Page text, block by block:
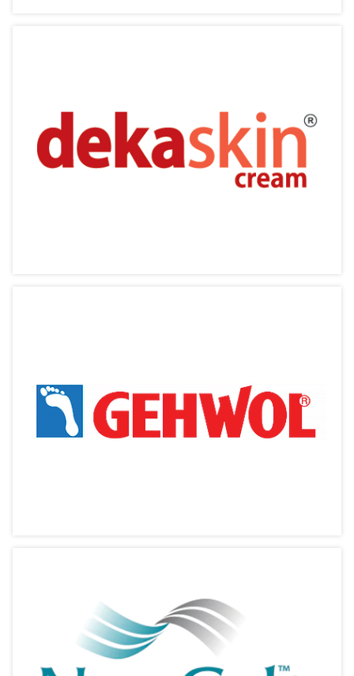
細緻護理髮質 讓你變得更美
相關產品
Gehwol【健活】
百年專業足部護理